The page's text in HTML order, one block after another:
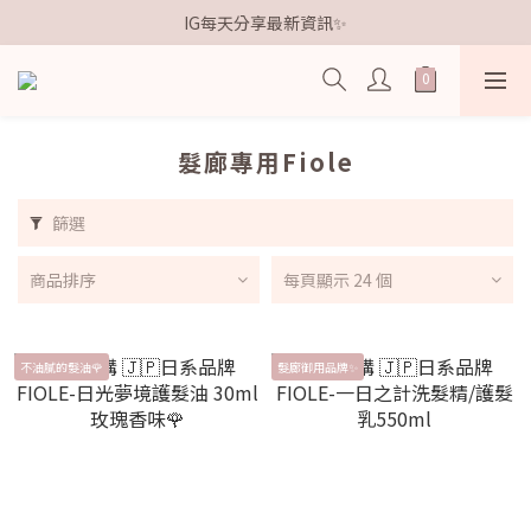
歡迎加入鐵粉社群🎟️
IG每天分享最新資訊✨
歡迎加入鐵粉社群🎟️
髮廊專用Fiole
篩選
商品排序 每頁顯示 24 個
不油膩的髮油🌹 髮廊御用品牌✨